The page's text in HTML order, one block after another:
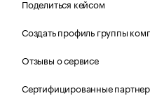
Поделиться кейсом
Создать профиль группы
Отзывы о сервисе
Сертифицированные